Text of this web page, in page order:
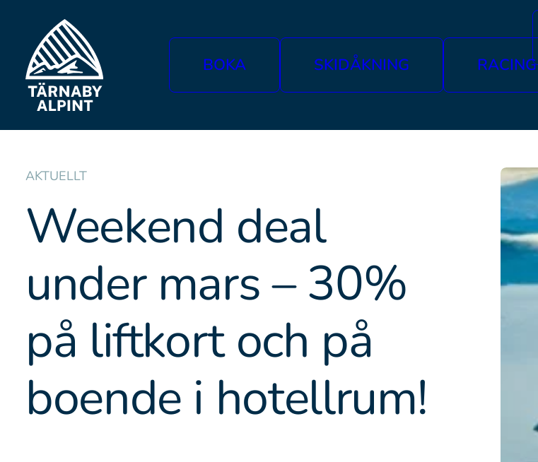
BOKA SKIDÅKNING RACING
AKTUELLT
Weekend deal
under mars – 30%
på liftkort och på
boende i hotellrum!